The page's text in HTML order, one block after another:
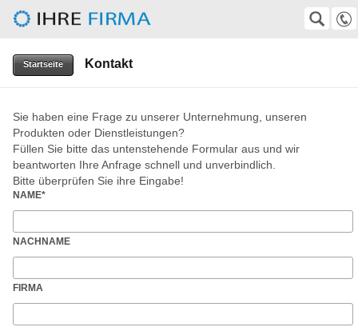
SUCHE
0511 372245
Startseite Kontakt
Sie haben eine Frage zu unserer Unternehmung, unseren
Produkten oder Dienstleistungen?
Füllen Sie bitte das untenstehende Formular aus und wir
beantworten Ihre Anfrage schnell und unverbindlich.
Bitte überprüfen Sie ihre Eingabe!
NAME*
NACHNAME
FIRMA